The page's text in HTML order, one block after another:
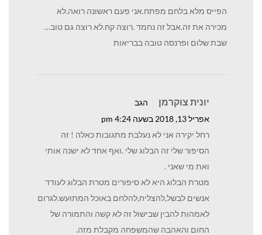
הפייס מלא בלחם מפתח.אני פעם ראשונה רואה.לא
מכירה את זה.אבל זה נחמד .רוצה קח.לא רוצה גם טוב…
שבת שלום ופרנסה טובה בבריאות
יונית צוקרמן
הגב
אפריל 13, 2018 בשעה 4:24 pm
רחל יקירה אני לא נעלבת מתגובות כאלה ! זה
הסיפור שלי זה הבלוג שלי .ואף אחד לא ישנה אותי
ואת מי שאני .
מטרת הבלוג היא לא סיפורים מטרת הבלוג לעודד
אנשים לבשל,להצליח,להלחם באוכל המתועש.לגרום
לאמהות להבין שבישול זה לא קשה והתמורה של
החום והאהבה שהמשפחה מקבלת מזה.